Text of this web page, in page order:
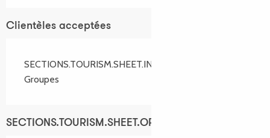
Clientèles acceptées
SECTIONS.TOURISM.SHEET.INDIVIDUALS
Groupes
SECTIONS.TOURISM.SHEET.OPENINGS